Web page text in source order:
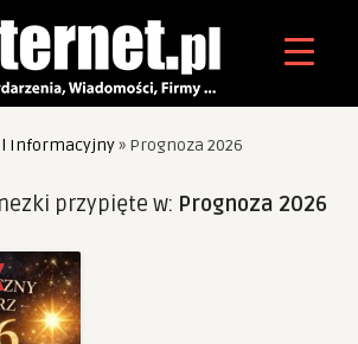
Informacyjny» Prognoza 2026
przypięte w: Prognoza 2026